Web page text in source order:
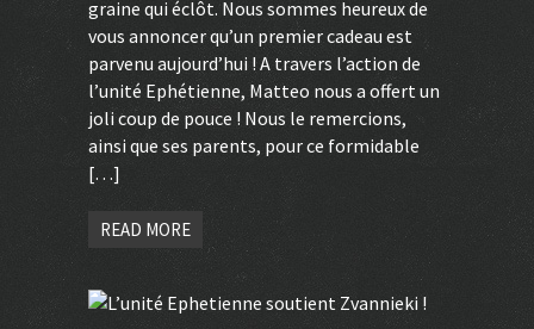
graine qui éclôt. Nous sommes heureux de
vous annoncer qu’un premier cadeau est
parvenu aujourd’hui ! A travers l’action de
l’unité Ephétienne, Matteo nous a offert un
joli coup de pouce ! Nous le remercions,
ainsi que ses parents, pour ce formidable
[…]
READ MORE